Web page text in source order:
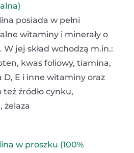
posiada w pełni
witaminy i minerały o
jej skład wchodzą m.in.:
kwas foliowy, tiamina,
E i inne witaminy oraz
też źródło cynku,
żelaza
w proszku (100%